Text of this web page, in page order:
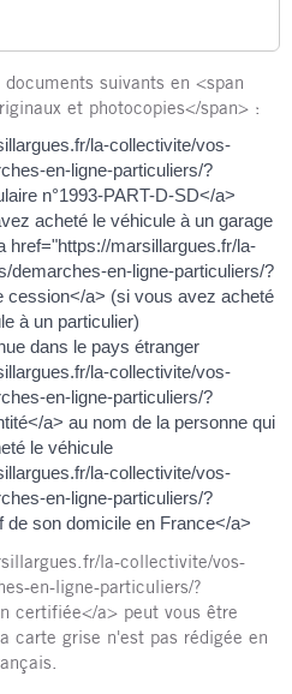
suivants en <span
et photocopies</span> :
la-collectivite/vos-
en-ligne-particuliers/?
n°1993-PART-D-SD</a>
acheté le véhicule à un garage
href="https://marsillargues.fr/la-
demarches-en-ligne-particuliers/?
cession</a> (si vous avez acheté
à un particulier)
dans le pays étranger
la-collectivite/vos-
en-ligne-particuliers/?
a> au nom de la personne qui
le véhicule
la-collectivite/vos-
en-ligne-particuliers/?
son domicile en France</a>
la-collectivite/vos-
en-ligne-particuliers/?
certifiée</a> peut vous être
carte grise n'est pas rédigée en